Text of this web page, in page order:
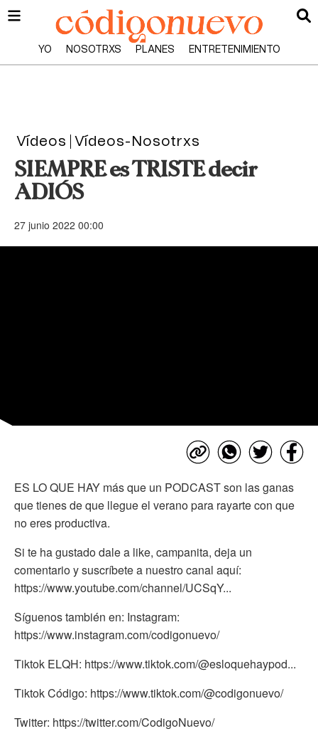
YO NOSOTRXS PLANES ENTRETENIMIENTO
Vídeos Vídeos-Nosotrxs
SIEMPRE es TRISTE decir
ADIÓS
27 junio 2022 00:00
ES LO QUE HAY más que un PODCAST son las ganas
que tienes de que llegue el verano para rayarte con que
no eres productiva.
Si te ha gustado dale a like, campanita, deja un
comentario y suscríbete a nuestro canal aquí:
https://www.youtube.com/channel/UCSqY...
Síguenos también en: Instagram:
https://www.instagram.com/codigonuevo/
Tiktok ELQH: https://www.tiktok.com/@esloquehaypod...
Tiktok Código: https://www.tiktok.com/@codigonuevo/
Twitter: https://twitter.com/CodigoNuevo/